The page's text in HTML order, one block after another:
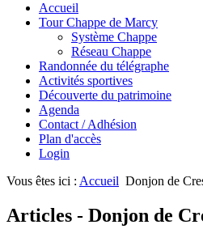
Accueil
Tour Chappe de Marcy
Système Chappe
Réseau Chappe
Randonnée du télégraphe
Activités sportives
Découverte du patrimoine
Agenda
Contact / Adhésion
Plan d'accès
Login
Vous êtes ici : Accueil Donjon de
Articles - Donjon de